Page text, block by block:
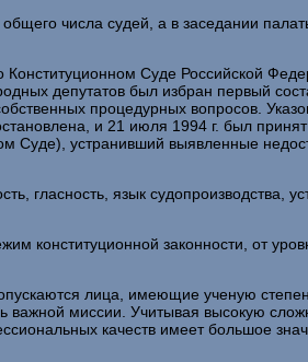
числа судей, а в заседании
Конституционном Суде Российской
депутатов был избран первый
процедурных вопросов.
и 21 июля 1994 г. был
Суде), устранивший выявленные
гласность, язык судопроизводства,
конституционной законности, от
лица, имеющие ученую
важной миссии. Учитывая высокую
качеств имеет большое